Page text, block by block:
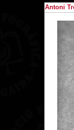
Antoni